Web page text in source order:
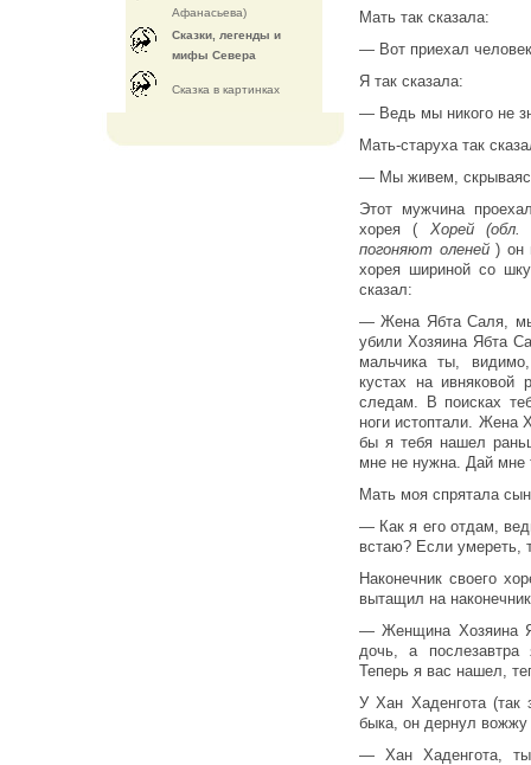
Мать так сказала:
— Вот приехал
Я так сказала:
— Ведь мы никого не
Мать-старуха так
— Мы живем,
Этот мужчина
хорея ( Хорей (обл.
погоняют оленей ) он
хорея шириной со
сказал:
— Жена Ябта Саля, мы
убили Хозяина Ябта
мальчика ты,
кустах на ивняковой
следам. В поисках
ноги истоптали. Жена
бы я тебя нашел
мне не нужна. Дай мне
Мать моя спрятала
— Как я его отдам,
встаю? Если умереть,
Наконечник своего
вытащил на
— Женщина Хозяина
дочь, а
Теперь я вас нашел,
У Хан Хаденгота (так
быка, он дернул
— Хан Хаденгота,
Афанасьева)
Сказки, легенды и
мифы Севера
Cказка в картинках